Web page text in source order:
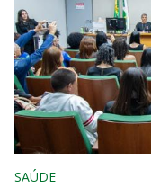
SAÚDE